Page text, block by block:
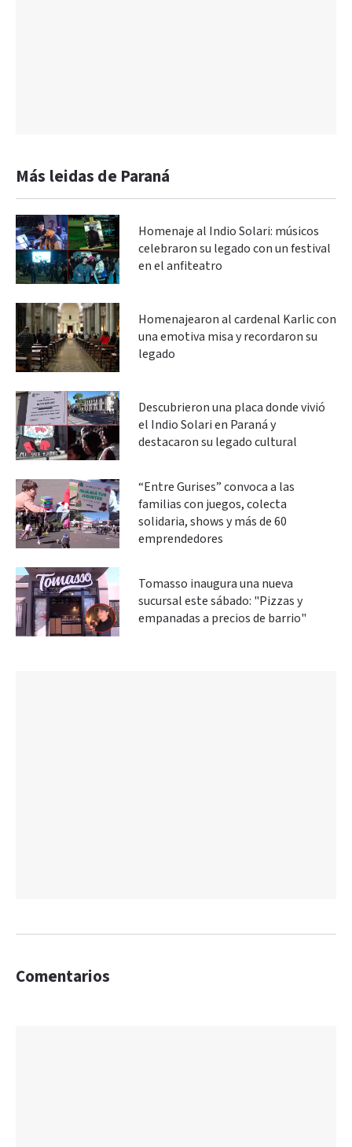
Más leidas de Paraná
Homenaje al Indio Solari: músicos
celebraron su legado con un festival
en el anfiteatro
Homenajearon al cardenal Karlic con
una emotiva misa y recordaron su
legado
Descubrieron una placa donde vivió
el Indio Solari en Paraná y
destacaron su legado cultural
“Entre Gurises” convoca a las
familias con juegos, colecta
solidaria, shows y más de 60
emprendedores
Tomasso inaugura una nueva
sucursal este sábado: "Pizzas y
empanadas a precios de barrio"
Comentarios